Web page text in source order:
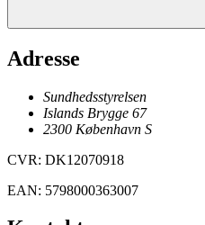
Adresse
Sundhedsstyrelsen
Islands Brygge 67
2300 København S
CVR: DK12070918
EAN: 5798000363007